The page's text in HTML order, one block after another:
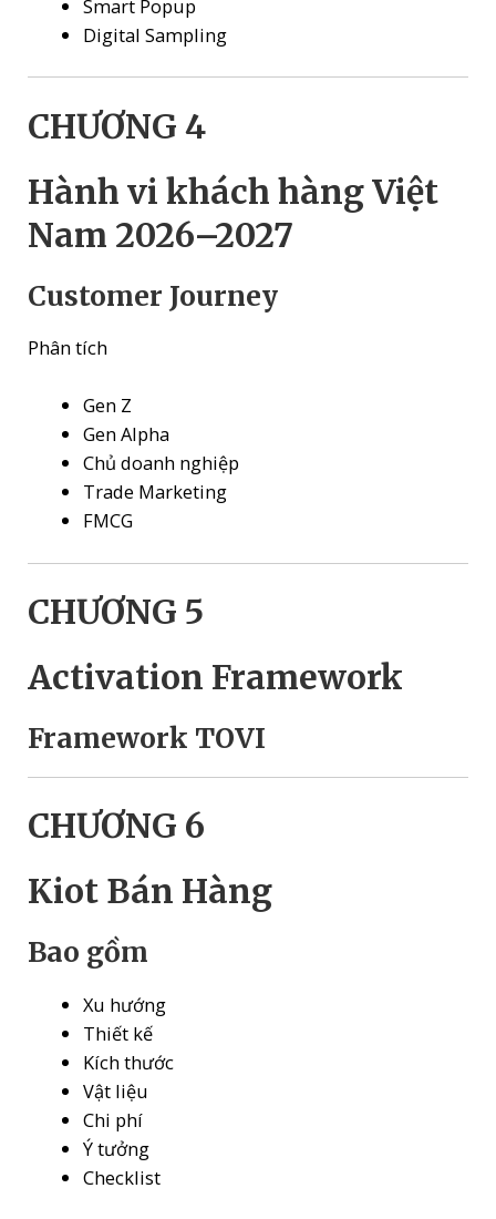
Smart Popup
Digital Sampling
CHƯƠNG 4
Hành vi khách hàng Việt
Nam 2026–2027
Customer Journey
Phân tích
Gen Z
Gen Alpha
Chủ doanh nghiệp
Trade Marketing
FMCG
CHƯƠNG 5
Activation Framework
Framework TOVI
CHƯƠNG 6
Kiot Bán Hàng
Bao gồm
Xu hướng
Thiết kế
Kích thước
Vật liệu
Chi phí
Ý tưởng
Checklist